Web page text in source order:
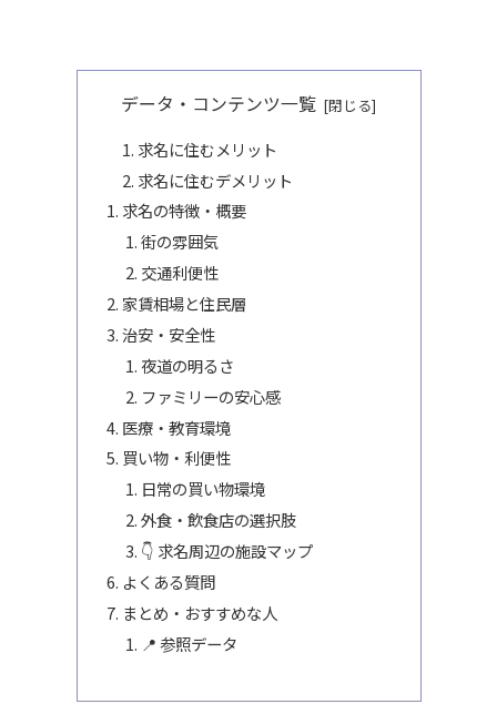
データ・コンテンツ一覧
求名に住むメリット
求名に住むデメリット
求名の特徴・概要
街の雰囲気
交通利便性
家賃相場と住民層
治安・安全性
夜道の明るさ
ファミリーの安心感
医療・教育環境
買い物・利便性
日常の買い物環境
外食・飲食店の選択肢
👇 求名周辺の施設マップ
よくある質問
まとめ・おすすめな人
📍 参照データ